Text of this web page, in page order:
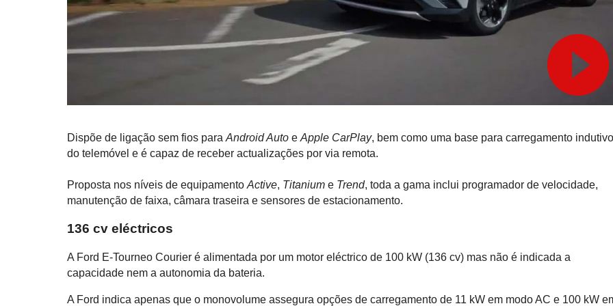
Dispõe de ligação sem fios paraAndroid Auto eApple CarPlay, bem como uma base para carregamento
do telemóvel e é capaz de receber actualizações por via remota.
Proposta nos níveis de equipamentoActive, Titanium e Trend, toda a gama inclui programador de velocidade,
manutenção de faixa, câmara traseira e sensores de estacionamento.
136 cv eléctricos
A Ford E-Tourneo Courier é alimentada por um motor eléctrico de 100 kW (136 cv) mas não é indicada a
capacidade nem a autonomia da bateria.
A Ford indica apenas que o monovolume assegura opções de carregamento de 11 kW em modo AC e 100 kW